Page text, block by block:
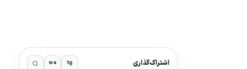
اشتراک‌گذاری tg
wa